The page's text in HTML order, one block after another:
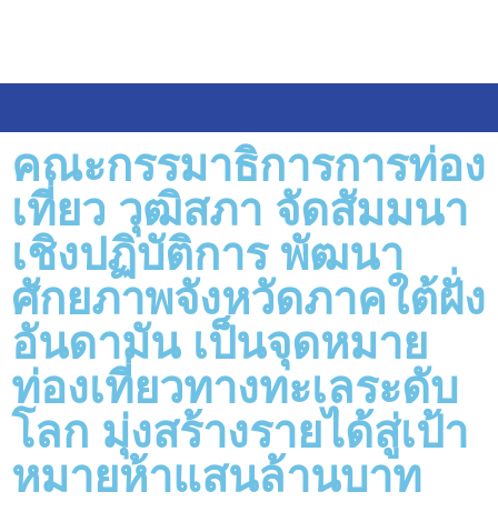
คณะกรรมาธิการการท่อง
เที่ยว วุฒิสภา จัดสัมมนา
เชิงปฏิบัติการ พัฒนา
ศักยภาพจังหวัดภาคใต้ฝั่ง
อันดามัน เป็นจุดหมาย
ท่องเที่ยวทางทะเลระดับ
โลก มุ่งสร้างรายได้สู่เป้า
หมายห้าแสนล้านบาท